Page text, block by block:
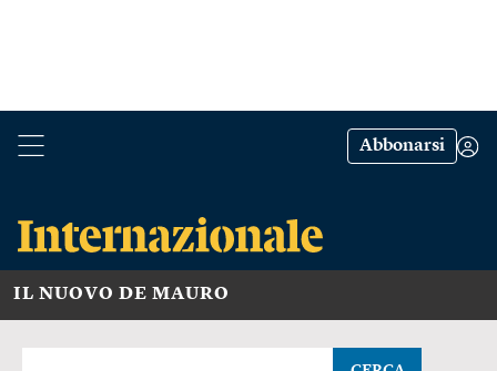
Abbonarsi
IL NUOVO DE MAURO